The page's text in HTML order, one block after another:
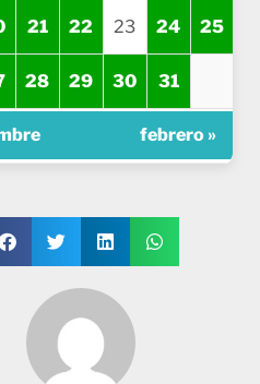
21 22 23 24 25
28 29 30 31
febrero »